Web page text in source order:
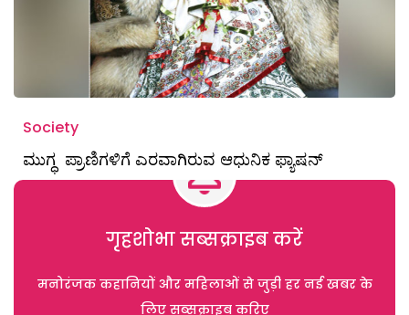
Society
ಮುಗ್ಧ ಪ್ರಾಣಿಗಳಿಗೆ ಎರವಾಗಿರುವ ಆಧುನಿಕ ಫ್ಯಾಷನ್‌
गृहशोभा सब्सक्राइब करें
मनोरंजक कहानियों और महिलाओं से जुड़ी हर नई खबर के
लिए सब्सक्राइब करिए